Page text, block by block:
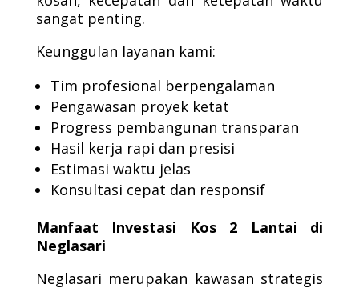
sangat penting.
Keunggulan layanan kami:
Tim profesional berpengalaman
Pengawasan proyek ketat
Progress pembangunan transparan
Hasil kerja rapi dan presisi
Estimasi waktu jelas
Konsultasi cepat dan responsif
Manfaat Investasi Kos 2 Lantai di
Neglasari
Neglasari merupakan kawasan strategis